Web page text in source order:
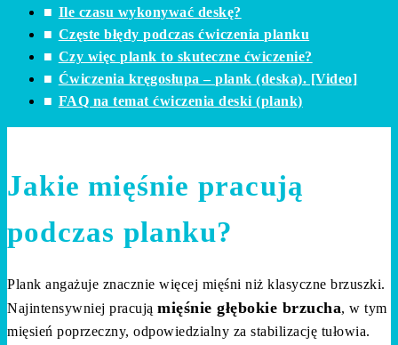
Ile czasu wykonywać deskę?
Częste błędy podczas ćwiczenia planku
Czy więc plank to skuteczne ćwiczenie?
Ćwiczenia kręgosłupa – plank (deska). [Video]
FAQ na temat ćwiczenia deski (plank)
Jakie mięśnie pracują
podczas planku?
Plank angażuje znacznie więcej mięśni niż klasyczne brzuszki.
Najintensywniej pracują mięśnie głębokie brzucha, w tym
mięsień poprzeczny, odpowiedzialny za stabilizację tułowia.